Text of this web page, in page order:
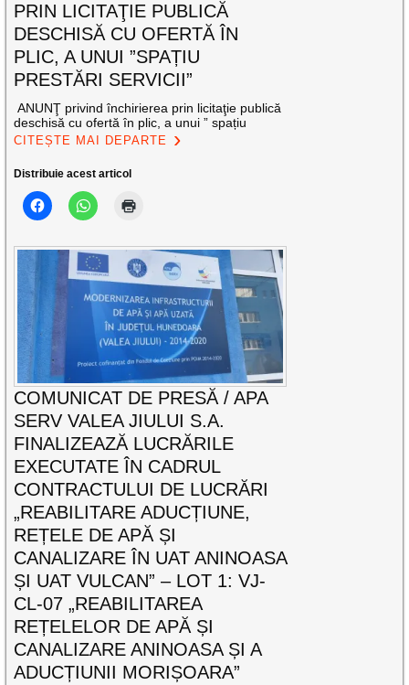
PRIN LICITAŢIE PUBLICĂ
DESCHISĂ CU OFERTĂ ÎN
PLIC, A UNUI ”SPAȚIU
PRESTĂRI SERVICII”
ANUNŢ privind închirierea prin licitaţie publică
deschisă cu ofertă în plic, a unui ” spațiu
CITEȘTE MAI DEPARTE
Distribuie acest articol
COMUNICAT DE PRESĂ / APA
SERV VALEA JIULUI S.A.
FINALIZEAZĂ LUCRĂRILE
EXECUTATE ÎN CADRUL
CONTRACTULUI DE LUCRĂRI
„REABILITARE ADUCȚIUNE,
REȚELE DE APĂ ȘI
CANALIZARE ÎN UAT ANINOASA
ȘI UAT VULCAN” – LOT 1: VJ-
CL-07 „REABILITAREA
REȚELELOR DE APĂ ȘI
CANALIZARE ANINOASA ȘI A
ADUCȚIUNII MORIȘOARA”